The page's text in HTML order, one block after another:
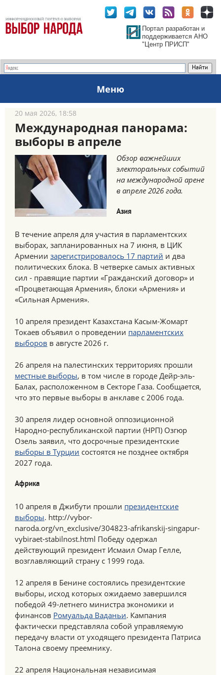
Портал разработан и
поддерживается АНО
"Центр ПРИСП"
Меню
20 мая 2026, 18:58
Международная панорама:
выборы в апреле
Обзор важнейших
электоральных событий
на международной арене
в апреле 2026 года.
Азия
В течение апреля для участия в парламентских
выборах, запланированных на 7 июня, в ЦИК
Армении зарегистрировалось 17 партий и два
политических блока. В четверке самых активных
сил - правящие партии «Гражданский договор» и
«Процветающая Армения», блоки «Армения» и
«Сильная Армения».
10 апреля президент Казахстана Касым-Жомарт
Токаев объявил о проведении парламентских
выборов в августе 2026 г.
26 апреля на палестинских территориях прошли
местные выборы, в том числе в городе Дейр-эль-
Балах, расположенном в Секторе Газа. Сообщается,
что это первые выборы в анклаве с 2006 года.
30 апреля лидер основной оппозиционной
Народно-республиканской партии (НРП) Озгюр
Озель заявил, что досрочные президентские
выборы в Турции состоятся не позднее октября
2027 года.
Африка
10 апреля в Джибути прошли президентские
выборы. http://vybor-
naroda.org/vn_exclusive/304823-afrikanskij-singapur-
vybiraet-stabilnost.html Победу одержал
действующий президент Исмаил Омар Гелле,
возглавляющий страну с 1999 года.
12 апреля в Бенине состоялись президентские
выборы, исход которых ожидаемо завершился
победой 49-летнего министра экономики и
финансов Ромуальда Ваданьи. Кампания
фактически представляла собой управляемую
передачу власти от уходящего президента Патриса
Талона своему преемнику.
22 апреля Национальная независимая